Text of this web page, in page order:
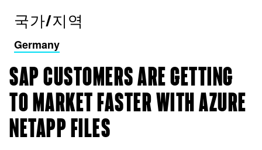
국가/지역
Germany
SAP CUSTOMERS ARE GETTING
TO MARKET FASTER WITH AZURE
NETAPP FILES